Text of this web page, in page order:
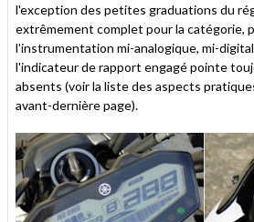
l'exception des petites graduations du
extrêmement complet pour la catégorie,
l'instrumentation mi-analogique, mi-
l'indicateur de rapport engagé pointe
absents (voir la liste des aspects
avant-dernière page).